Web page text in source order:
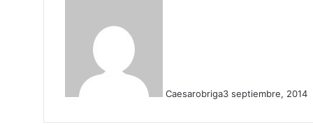
Caesarobriga3 septiembre, 2014